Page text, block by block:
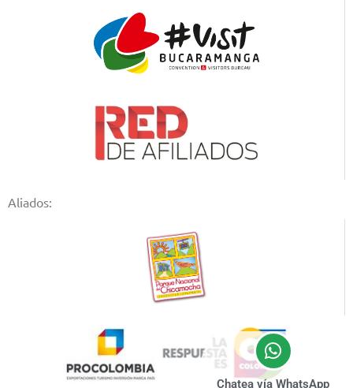
Aliados:
Chatea vía WhatsApp